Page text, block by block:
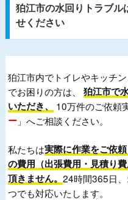
狛江市の水回りトラブル
せください
狛江市内でトイレやキッチ
でお困りの方は、狛江市で
いただき、
10万件のご依頼
ー 」へご相談ください。
私たちは実際に作業をご依
の費用（出張費用・見積り
頂きません。24時間365日
つでも対応いたします。